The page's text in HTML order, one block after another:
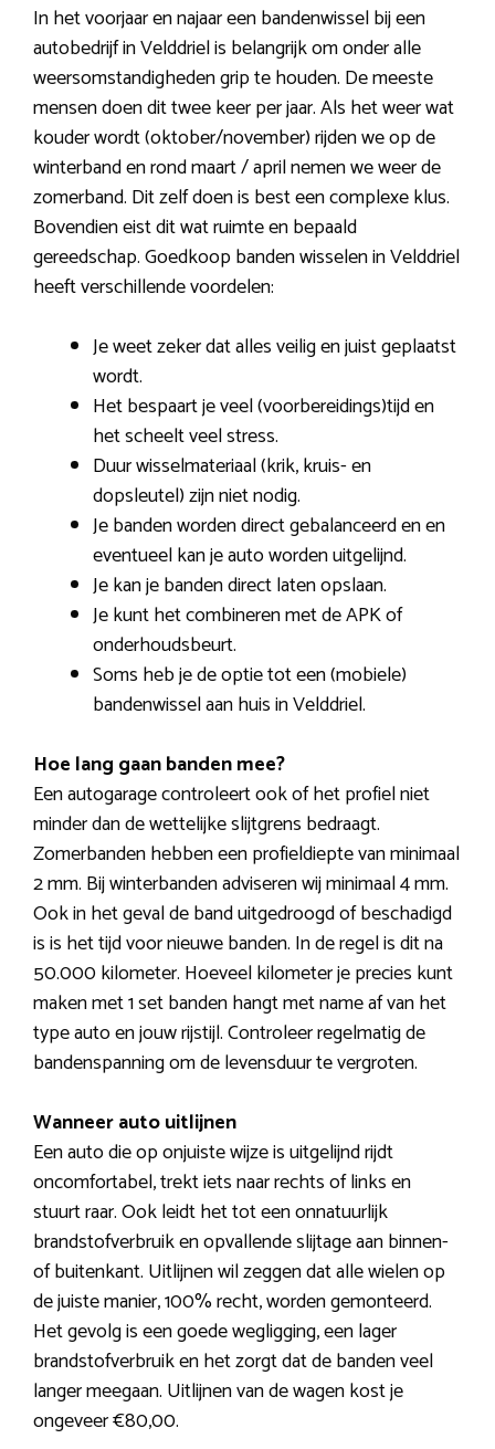
In het voorjaar en najaar een bandenwissel bij een
autobedrijf in Velddriel is belangrijk om onder alle
weersomstandigheden grip te houden. De meeste
mensen doen dit twee keer per jaar. Als het weer wat
kouder wordt (oktober/november) rijden we op de
winterband en rond maart / april nemen we weer de
zomerband. Dit zelf doen is best een complexe klus.
Bovendien eist dit wat ruimte en bepaald
gereedschap. Goedkoop banden wisselen in Velddriel
heeft verschillende voordelen:
Je weet zeker dat alles veilig en juist geplaatst
wordt.
Het bespaart je veel (voorbereidings)tijd en
het scheelt veel stress.
Duur wisselmateriaal (krik, kruis- en
dopsleutel) zijn niet nodig.
Je banden worden direct gebalanceerd en en
eventueel kan je auto worden uitgelijnd.
Je kan je banden direct laten opslaan.
Je kunt het combineren met de APK of
onderhoudsbeurt.
Soms heb je de optie tot een (mobiele)
bandenwissel aan huis in Velddriel.
Hoe lang gaan banden mee?
Een autogarage controleert ook of het profiel niet
minder dan de wettelijke slijtgrens bedraagt.
Zomerbanden hebben een profieldiepte van minimaal
2 mm. Bij winterbanden adviseren wij minimaal 4 mm.
Ook in het geval de band uitgedroogd of beschadigd
is is het tijd voor nieuwe banden. In de regel is dit na
50.000 kilometer. Hoeveel kilometer je precies kunt
maken met 1 set banden hangt met name af van het
type auto en jouw rijstijl. Controleer regelmatig de
bandenspanning om de levensduur te vergroten.
Wanneer auto uitlijnen
Een auto die op onjuiste wijze is uitgelijnd rijdt
oncomfortabel, trekt iets naar rechts of links en
stuurt raar. Ook leidt het tot een onnatuurlijk
brandstofverbruik en opvallende slijtage aan binnen-
of buitenkant. Uitlijnen wil zeggen dat alle wielen op
de juiste manier, 100% recht, worden gemonteerd.
Het gevolg is een goede wegligging, een lager
brandstofverbruik en het zorgt dat de banden veel
langer meegaan. Uitlijnen van de wagen kost je
ongeveer €80,00.